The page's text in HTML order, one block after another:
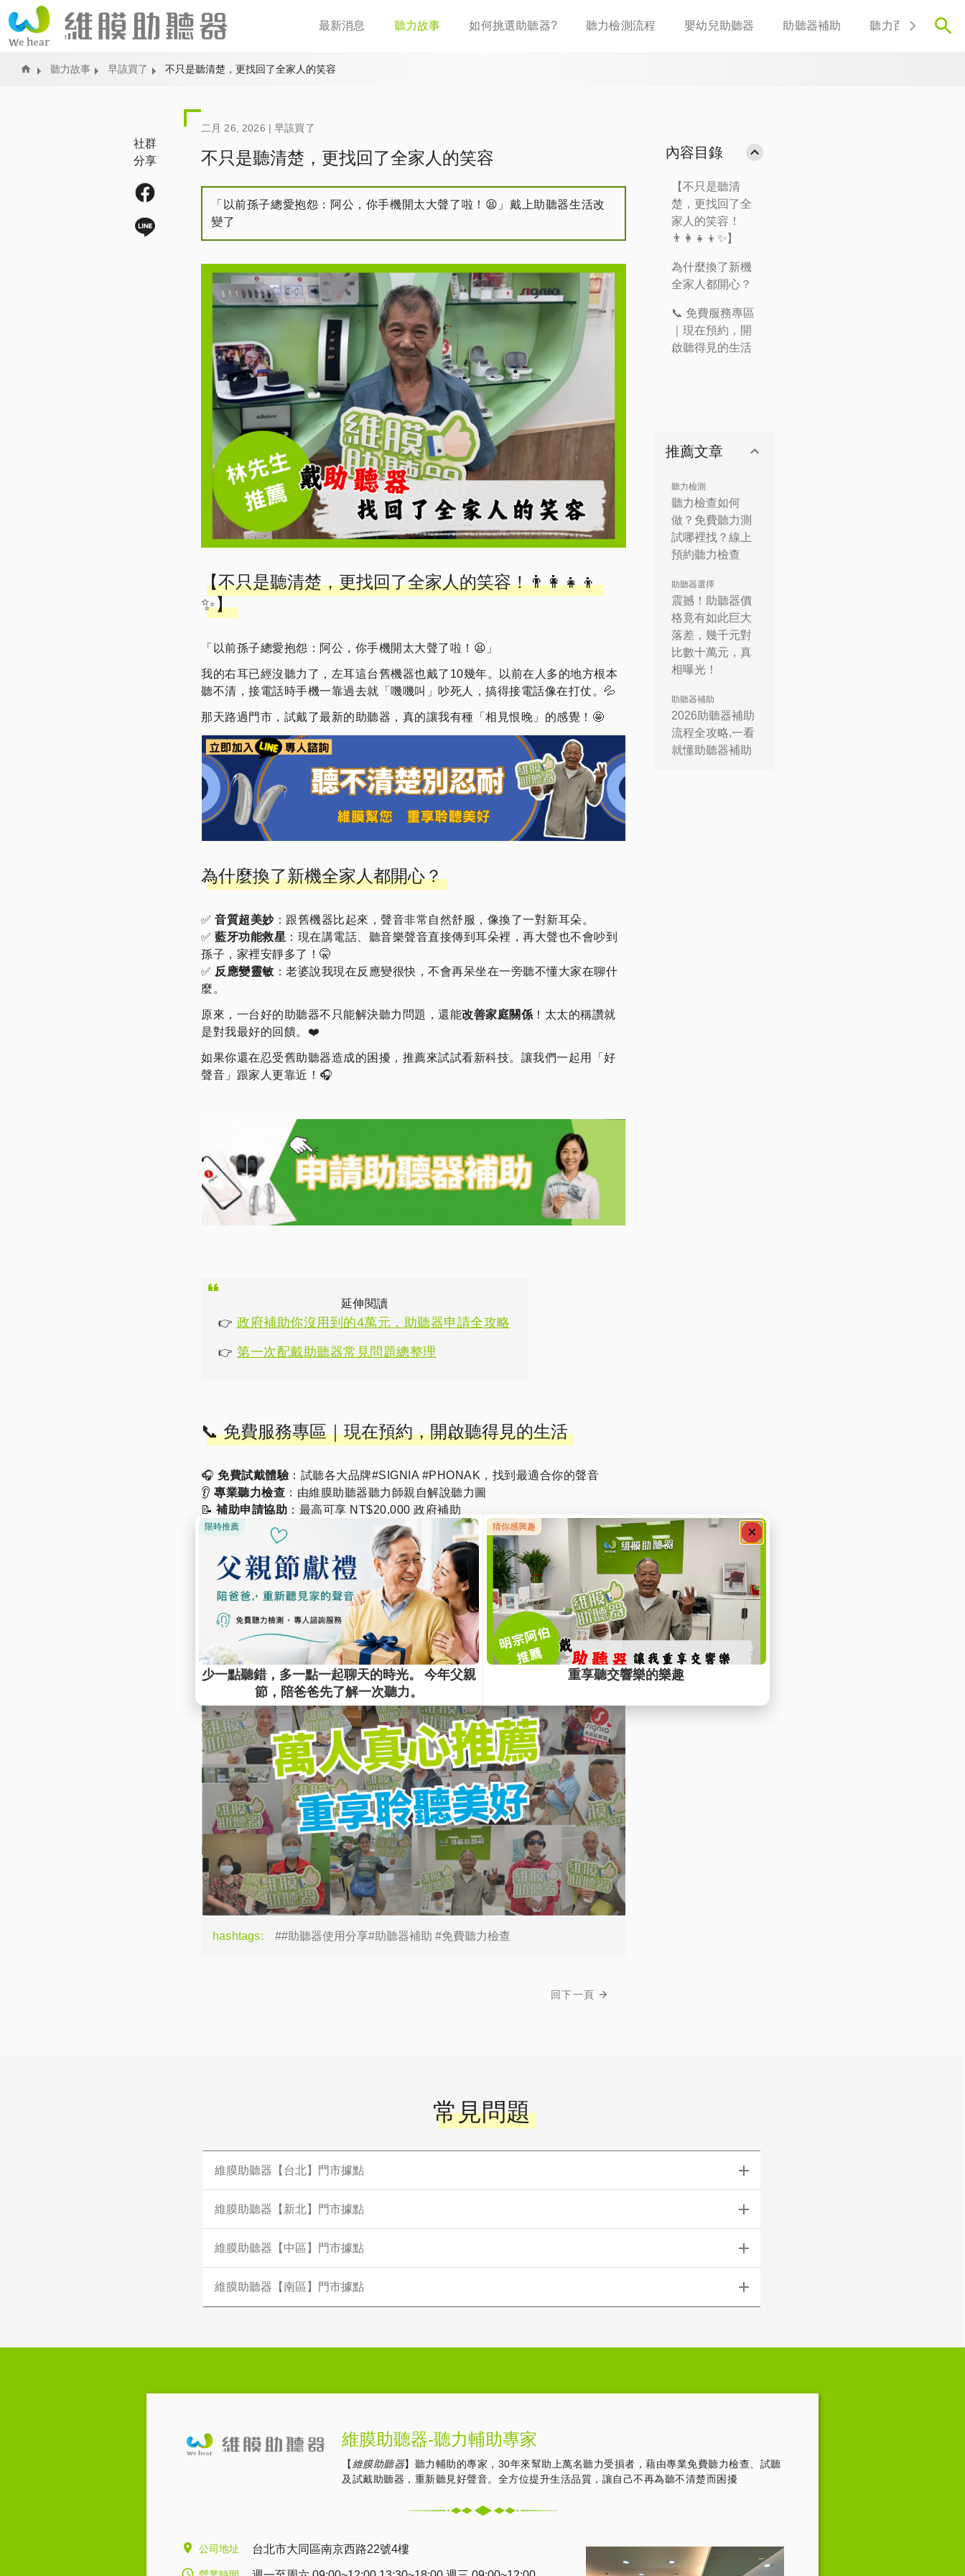
至
最新消息 聽力故事 如何挑選助聽器? 聽力檢測流程 嬰幼兒助聽器 助聽器補助 聽力百科 聯
Home 聽力故事 早該買了 不只是聽清楚，更找回了全家人的笑容
二月 26, 2026 |早該買了
不只是聽清楚，更找回了全家人的笑容
「以前孫子總愛抱怨：阿公，你手機開太大聲了啦！😫」戴上助聽器生活改
變了
【不只是聽清楚，更找回了全家人的笑容！👨‍👩‍👧‍👦
✨】
「以前孫子總愛抱怨：阿公，你手機開太大聲了啦！😫」
我的右耳已經沒聽力了，左耳這台舊機器也戴了10幾年。以前在人多的地方根本
聽不清，接電話時手機一靠過去就「嘰嘰叫」吵死人，搞得接電話像在打仗。💦
那天路過門市，試戴了最新的助聽器，真的讓我有種「相見恨晚」的感覺！🤩
為什麼換了新機全家人都開心？
✅ 音質超美妙：跟舊機器比起來，聲音非常自然舒服，像換了一對新耳朵。
✅ 藍牙功能救星 ：現在講電話、聽音樂聲音直接傳到耳朵裡，再大聲也不會吵到
孫子，家裡安靜多了！🤫
✅ 反應變靈敏 ：老婆說我現在反應變很快，不會再呆坐在一旁聽不懂大家在聊什
麼。
原來，一台好的助聽器不只能解決聽力問題，還能改善家庭關係 ！太太的稱讚就
是對我最好的回饋。❤️
如果你還在忍受舊助聽器造成的困擾，推薦來試試看新科技。讓我們一起用「好
聲音」跟家人更靠近！🎧
延伸閱讀
👉 政府補助你沒用到的4萬元，助聽器申請全攻略
👉 第一次配戴助聽器常見問題總整理
📞 免費服務專區｜現在預約，開啟聽得見的生活
🎧 免費試戴體驗：試聽各大品牌#SIGNIA #PHONAK，找到最適合你的聲音
👂 專業聽力檢查 ：由維膜助聽器聽力師親自解說聽力圖
📝 補助申請協助 ：最高可享 NT$20,000 政府補助
📍全台 20 間門市 ：立即安排離你最近的服務據點
👉 【立即填寫表單】讓我們主動聯繫你 → 點我諮詢
📞 免費專線：0800-580-731
🔗 或加入 LINE 諮詢：@官方帳號
hashtags: ##助聽器使用分享#助聽器補助 #免費聽力檢查
社群
分享
回下一頁
常見問題
維膜助聽器【台北】門市據點
維膜助聽器【新北】門市據點
維膜助聽器【中區】門市據點
維膜助聽器【南區】門市據點
內容目錄
【不只是聽清
楚，更找回了全
家人的笑容！
👨‍👩‍👧‍👦✨】
為什麼換了新機
全家人都開心？
📞 免費服務專區
｜現在預約，開
啟聽得見的生活
推薦文章
聽力檢測
聽力檢查如何
做？免費聽力測
試哪裡找？線上
預約聽力檢查
助聽器選擇
震撼！助聽器價
格竟有如此巨大
落差，幾千元對
比數十萬元，真
相曝光！
助聽器補助
2026助聽器補助
流程全攻略,一看
就懂助聽器補助
維膜助聽器-聽力輔助專家
【 維膜助聽器】聽力輔助的專家，30年來幫助上萬名聽力受損者，藉由專業免費聽力檢查、試聽
及試戴助聽器，重新聽見好聲音。全方位提升生活品質，讓自己不再為聽不清楚而困擾
公司地址 台北市大同區南京西路22號4樓